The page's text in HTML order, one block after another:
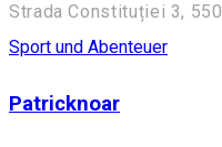
Strada Constituției 3,
Sport und Abenteuer
Patricknoar